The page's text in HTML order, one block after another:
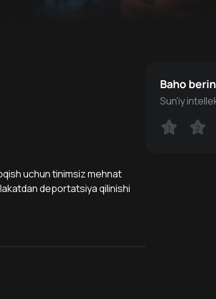
uchun tinimsiz mehnat
deportatsiya qilinishi
Baho
Sun'iy
1 2
1 2